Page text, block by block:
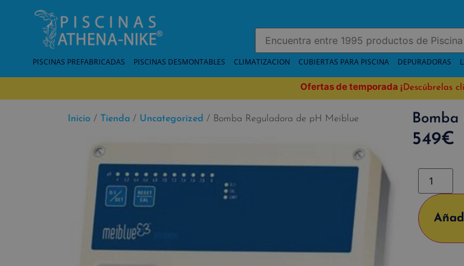
PISCINAS PREFABRICADAS PISCINAS DESMONTABLES CLIMATIZACION CUBIERTAS PARA PISCINA DEPURADORAS
Ofertas de temporada ¡ Descúbrelas
Inicio / Tienda / Uncategorized / Bomba Reguladora de pH Meiblue
549€